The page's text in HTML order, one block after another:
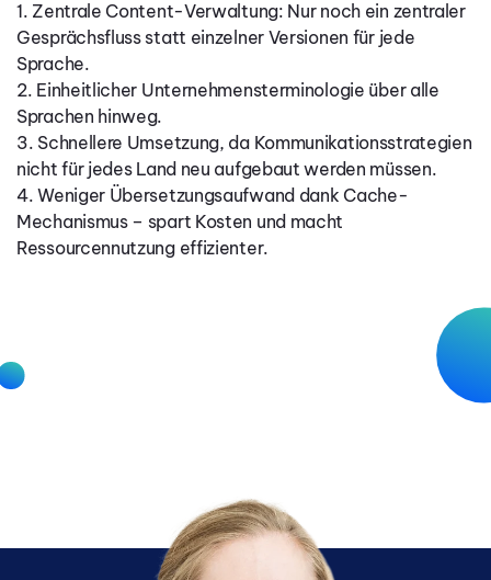
1. Zentrale Content-Verwaltung: Nur noch ein zentraler
Gesprächsfluss statt einzelner Versionen für jede
Sprache.
2. Einheitlicher Unternehmensterminologie über alle
Sprachen hinweg.
3. Schnellere Umsetzung, da Kommunikationsstrategien
nicht für jedes Land neu aufgebaut werden müssen.
4. Weniger Übersetzungsaufwand dank Cache-
Mechanismus – spart Kosten und macht
Ressourcennutzung effizienter.